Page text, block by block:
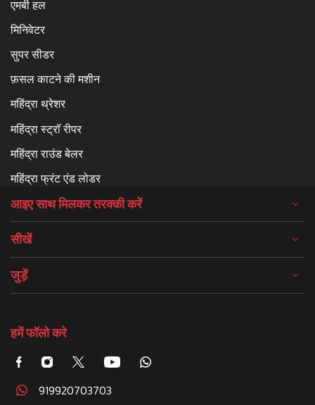
एमबी हल
मिनिवेटर
सुपर सीडर
फ़सल काटने की मशीन
महिंद्रा थ्रेशर
महिंद्रा स्ट्रॉ रीपर
महिंद्रा राउंड बेलर
महिंद्रा फ्रंट एंड लोडर
आइए साथ मिलकर तरक्की करें
सीखें
जुड़ें
हमें फॉलो करे
919920703703